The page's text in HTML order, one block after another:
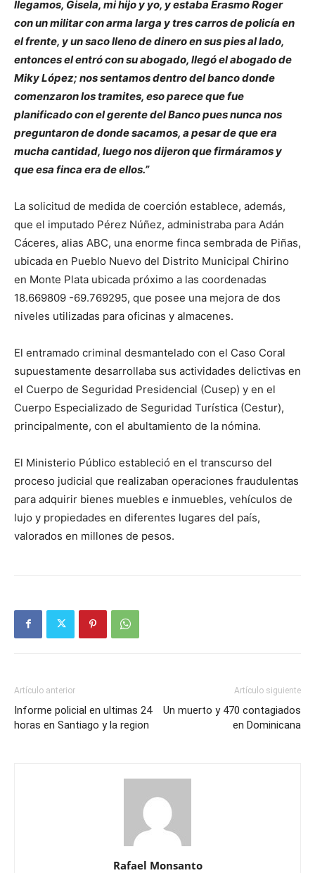
llegamos, Gisela, mi hijo y yo, y estaba Erasmo Roger
con un militar con arma larga y tres carros de policía en
el frente, y un saco lleno de dinero en sus pies al lado,
entonces el entró con su abogado, llegó el abogado de
Miky López; nos sentamos dentro del banco donde
comenzaron los tramites, eso parece que fue
planificado con el gerente del Banco pues nunca nos
preguntaron de donde sacamos, a pesar de que era
mucha cantidad, luego nos dijeron que firmáramos y
que esa finca era de ellos.”
La solicitud de medida de coerción establece, además,
que el imputado Pérez Núñez, administraba para Adán
Cáceres, alias ABC, una enorme finca sembrada de Piñas,
ubicada en Pueblo Nuevo del Distrito Municipal Chirino
en Monte Plata ubicada próximo a las coordenadas
18.669809 -69.769295, que posee una mejora de dos
niveles utilizadas para oficinas y almacenes.
El entramado criminal desmantelado con el Caso Coral
supuestamente desarrollaba sus actividades delictivas en
el Cuerpo de Seguridad Presidencial (Cusep) y en el
Cuerpo Especializado de Seguridad Turística (Cestur),
principalmente, con el abultamiento de la nómina.
El Ministerio Público estableció en el transcurso del
proceso judicial que realizaban operaciones fraudulentas
para adquirir bienes muebles e inmuebles, vehículos de
lujo y propiedades en diferentes lugares del país,
valorados en millones de pesos.
Artículo anterior
Informe policial en ultimas 24
horas en Santiago y la region
Artículo siguiente
Un muerto y 470 contagiados
en Dominicana
Rafael Monsanto